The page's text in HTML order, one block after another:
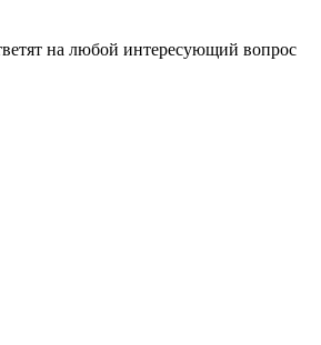
на любой интересующий вопрос